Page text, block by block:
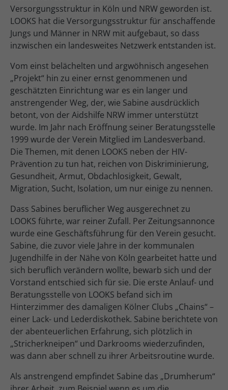
Versorgungsstruktur in Köln und NRW geworden ist.
LOOKS hat die Versorgungsstruktur für anschaffende
Jungs und Männer in NRW mit aufgebaut, so dass
inzwischen ein landesweites Netzwerk entstanden ist.
Vom einst belächelten und argwöhnisch angesehen
„Projekt“ hin zu einer ernst genommenen und
geschätzten Einrichtung war es ein langer und
anstrengender Weg, der, wie Sabine ausdrücklich
betont, von der Aidshilfe NRW immer unterstützt
wurde. Im Jahr nach Eröffnung seiner Beratungsstelle
1999 wurde der Verein Mitglied im Landesverband.
Die Themen, mit denen LOOKS neben der HIV-
Prävention zu tun hat, reichen von Diskriminierung,
Gesundheit, Armut, Obdachlosigkeit, Gewalt,
Migration, Sucht, Isolation, um nur einige zu nennen.
Dass Sabines beruflicher Weg ausgerechnet zu
LOOKS führte, war reiner Zufall. Per Zeitungsannonce
wurde eine Geschäftsführung für den Verein gesucht.
Sabine, die zuvor viele Jahre in der kommunalen
Jugendhilfe in der Nähe von Köln gearbeitet hatte und
sich beruflich verändern wollte, bewarb sich und der
Vorstand entschied sich für sie. Die erste Anlauf- und
Beratungsstelle von LOOKS befand sich im
Hinterzimmer des damaligen Kölner Clubs „Chains“ –
einer Lack- und Lederdiskothek. Sabine berichtete von
der abenteuerlichen Erfahrung, sich plötzlich in
„Stricherkneipen“ und Darkrooms wiederzufinden,
was dann aber schnell zu ihrer Arbeitsroutine wurde.
Als anstrengend empfindet Sabine das „Drumherum“